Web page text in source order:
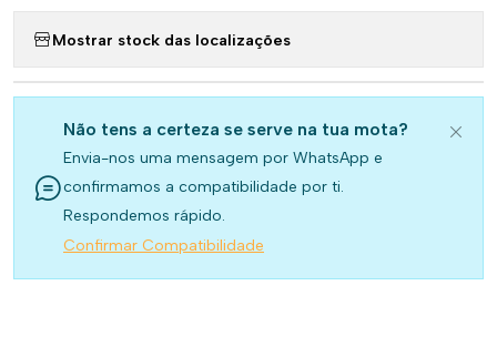
Mostrar stock das localizações
Não tens a certeza se serve na tua mota?
Envia-nos uma mensagem por WhatsApp e
confirmamos a compatibilidade por ti.
Respondemos rápido.
Confirmar Compatibilidade